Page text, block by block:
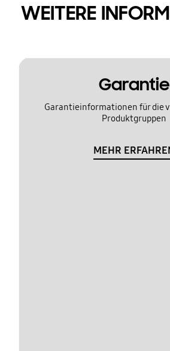
WEITERE
Garantie
Garantieinformationen für die
Produktgruppen
MEHR